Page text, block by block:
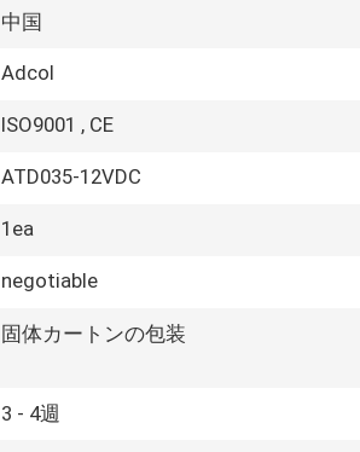
中国
Adcol
ISO9001 , CE
ATD035-12VDC
1ea
negotiable
固体カートンの包装
3 - 4週